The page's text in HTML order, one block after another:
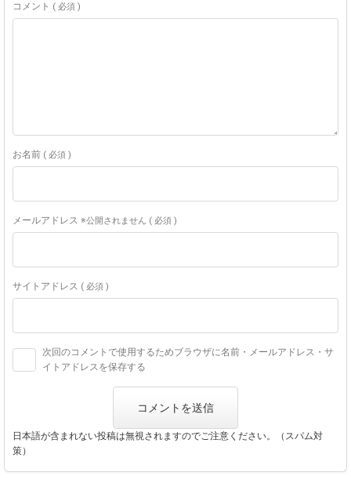
コメント ( 必須 )
お名前 ( 必須 )
メールアドレス ※公開されません ( 必須 )
サイトアドレス ( 必須 )
次回のコメントで使用するためブラウザに名前・メールアドレス・サ
イトアドレスを保存する
日本語が含まれない投稿は無視されますのでご注意ください。（スパム対
策）